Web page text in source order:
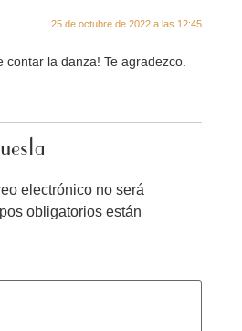
25 de octubre de 2022 a las 12:45
la danza! Te agradezco.
electrónico no será
obligatorios están